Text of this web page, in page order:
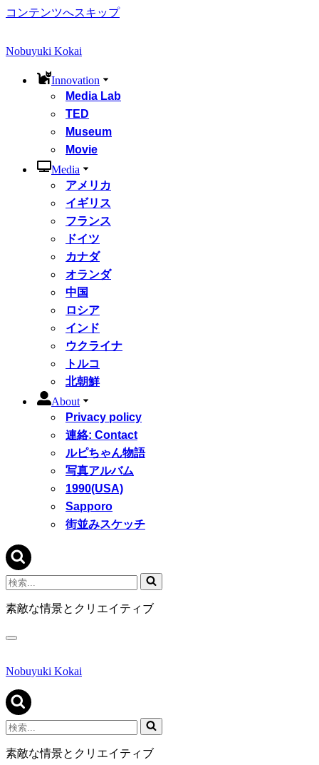
コンテンツへスキップ
Nobuyuki Kokai
Innovation
Media Lab
TED
Museum
Movie
Media
アメリカ
イギリス
フランス
ドイツ
カナダ
オランダ
中国
ロシア
インド
ウクライナ
トルコ
北朝鮮
About
Privacy policy
連絡: Contact
ルピちゃん物語
写真アルバム
1990(USA)
Sapporo
街並みスケッチ
検
索...
素敵な情景とクリエイティブ
ナ
ゲ
シ
ョ
ン
メ
ニ
ュ
Nobuyuki Kokai
検
索...
素敵な情景とクリエイティブ